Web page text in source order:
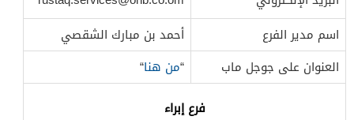
اسم مدير الفرع
أحمد بن مبارك الشقصي
العنوان على جوجل ماب
“من هنا“
فرع إبراء